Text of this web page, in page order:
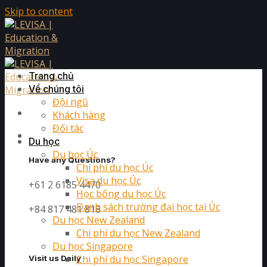
Skip to content
Have any Questions?
+61 2 6185 4470
+84 817 481 818
Visit us Daily
Trang chủ
Về chúng tôi
Đội ngũ
Khách hàng
Đối tác
Du học
Du học Úc
Chi phí du học Úc
Visa du học Úc
Học bổng du học Úc
Danh sách trường đại học tại Úc
Du học New Zealand
Chi phí du học New Zealand
Du học Singapore
Chi phí du học Singapore